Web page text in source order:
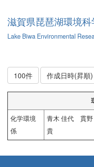
滋賀県琵琶湖環境
Lake Biwa Environmental
100件 作成日時(昇順)
化学環境
係
青木 佳代 貫
貴